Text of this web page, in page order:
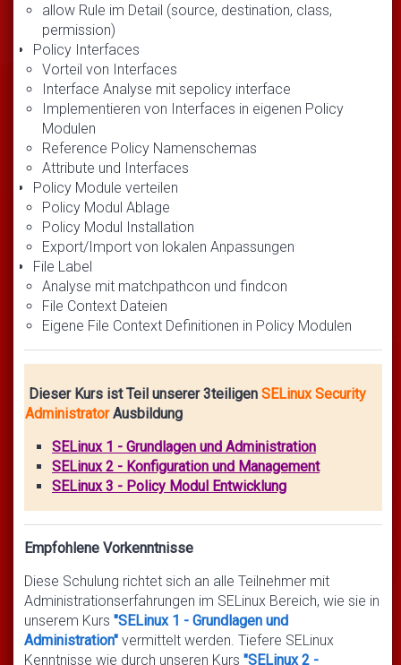
allow Rule im Detail (source, destination, class,
permission)
Policy Interfaces
Vorteil von Interfaces
Interface Analyse mit sepolicy interface
Implementieren von Interfaces in eigenen Policy
Modulen
Reference Policy Namenschemas
Attribute und Interfaces
Policy Module verteilen
Policy Modul Ablage
Policy Modul Installation
Export/Import von lokalen Anpassungen
File Label
Analyse mit matchpathcon und findcon
File Context Dateien
Eigene File Context Definitionen in Policy Modulen
Dieser Kurs ist Teil unserer 3teiligen SELinux Security
AdministratorAusbildung
SELinux 1 - Grundlagen und Administration
SELinux 2 - Konfiguration und Management
SELinux 3 - Policy Modul Entwicklung
Empfohlene Vorkenntnisse
Diese Schulung richtet sich an alle Teilnehmer mit
Administrationserfahrungen im SELinux Bereich, wie sie in
unserem Kurs "SELinux 1 - Grundlagen und
Administration" vermittelt werden. Tiefere SELinux
Kenntnisse wie durch unseren Kurs "SELinux 2 -